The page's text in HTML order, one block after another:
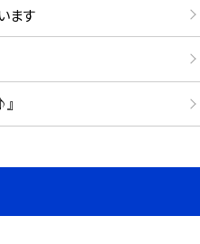
ます